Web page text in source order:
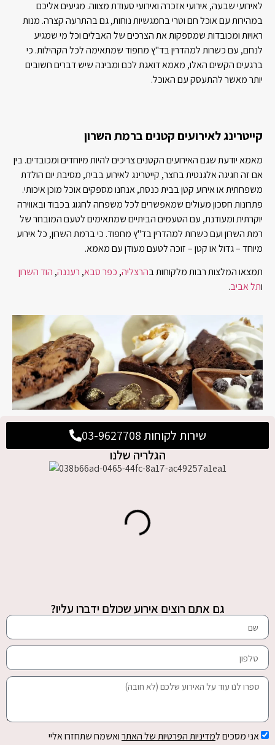
שירות לקוחות 03-9627708
הגלריה שלנו
גם אתם רוצים אירוע שכולם ידברו עליו?
אני מסכים למדיניות הפרטיות של האתרואשמח שתחזרו אליי
לאירועי שבעה, אירועי אזכרה ואירועי סעודת מצווה. מגיעים אליכם
במהירות עם אוכל חם וטרי בחמגשיות נוחות, גם בהתרעה קצרה. מנות
ראויות ומכובדות שמספקות את הצרכים של האבלים וכל מי שמגיע
לנחם, עם כשרות למהדרין בד"ץ מחפוד שמתאימה לכל הקהילות. כי
ברגעים הקשים האלו, מאמא דואגת לכם ומבינה שיש דברים חשובים
יותר מאשר להתעסק עם האוכל.
קייטרינג לאירועים קטנים ברמת השרון
מאמא יודעת שגם האירועים הקטנים צריכים להיות מיוחדים ומכובדים. בין
אם זה חגיגה אלגנטית בחצר, קייטרינג לאירוע בבית, מסיבת יום הולדת
משפחתית או אירוע קטן בבית כנסת, אנחנו מספקים אוכל מוכן איכותי.
פתרונות חסכון מעולים שמאפשרים לכל משפחה לחגוג בכבוד ובאווירה
יוקרתית ומעודנת, עם הטעמים הביתיים שמתאימים לטעם המובחר של
רמת השרון ועם כשרות למהדרין בד"ץ מחפוד. כי ברמת השרון, כל אירוע
מיוחד – גדול או קטן – זוכה לטעם מעודן עם מאמא.
תמצאו המלצות רבות מלקוחות בהרצליה, כפר סבא, רעננה, הוד השרון
ותל אביב.